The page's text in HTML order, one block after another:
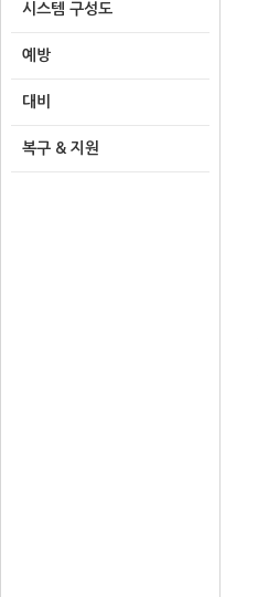
시스템 구성도
예방
대비
복구 & 지원